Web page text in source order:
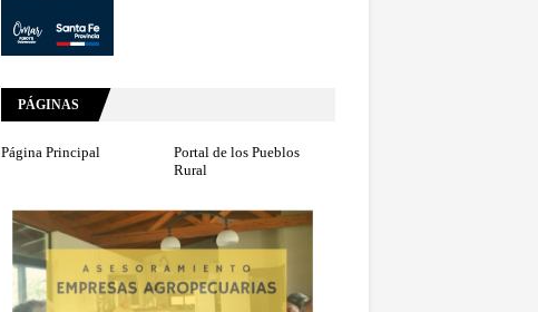
PÁGINAS
Página Principal
Portal de los Pueblos
Rural